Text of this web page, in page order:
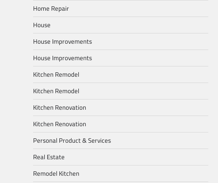
Home Repair
House
House Improvements
House Improvements
Kitchen Remodel
Kitchen Remodel
Kitchen Renovation
Kitchen Renovation
Personal Product & Services
Real Estate
Remodel Kitchen